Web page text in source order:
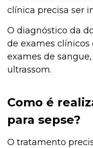
clínica precisa ser
O diagnóstico da
de exames
exames de
ultrassom.
Como é
para sepse?
O tratamento